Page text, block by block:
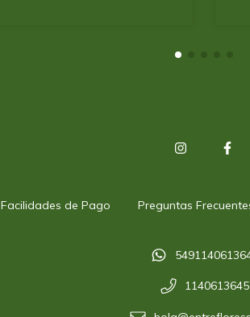
Facilidades de Pago Preguntas
1140613645